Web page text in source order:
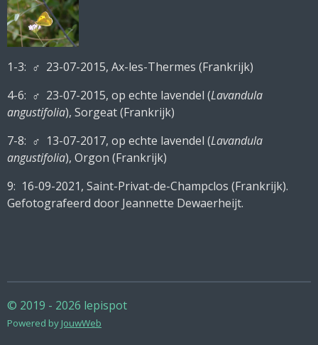
1-3: ♂ 23-07-2015, Ax-les-Thermes (Frankrijk)
4-6: ♂ 23-07-2015, op echte lavendel (Lavandula
angustifolia), Sorgeat (Frankrijk)
7-8: ♂ 13-07-2017, op echte lavendel (Lavandula
angustifolia), Orgon (Frankrijk)
9: 16-09-2021, Saint-Privat-de-Champclos (Frankrijk).
Gefotografeerd door Jeannette Dewaerheijt.
© 2019 - 2026 lepispot
Powered by JouwWeb